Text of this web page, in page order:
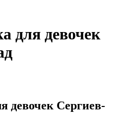
для девочек
девочек Сергиев-